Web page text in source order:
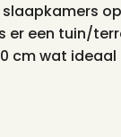
een tuin/
wat ideaal